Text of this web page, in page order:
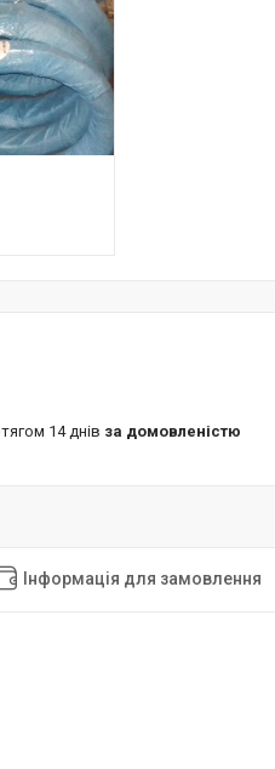
14 днів за домовленістю
Інформація для замовлення